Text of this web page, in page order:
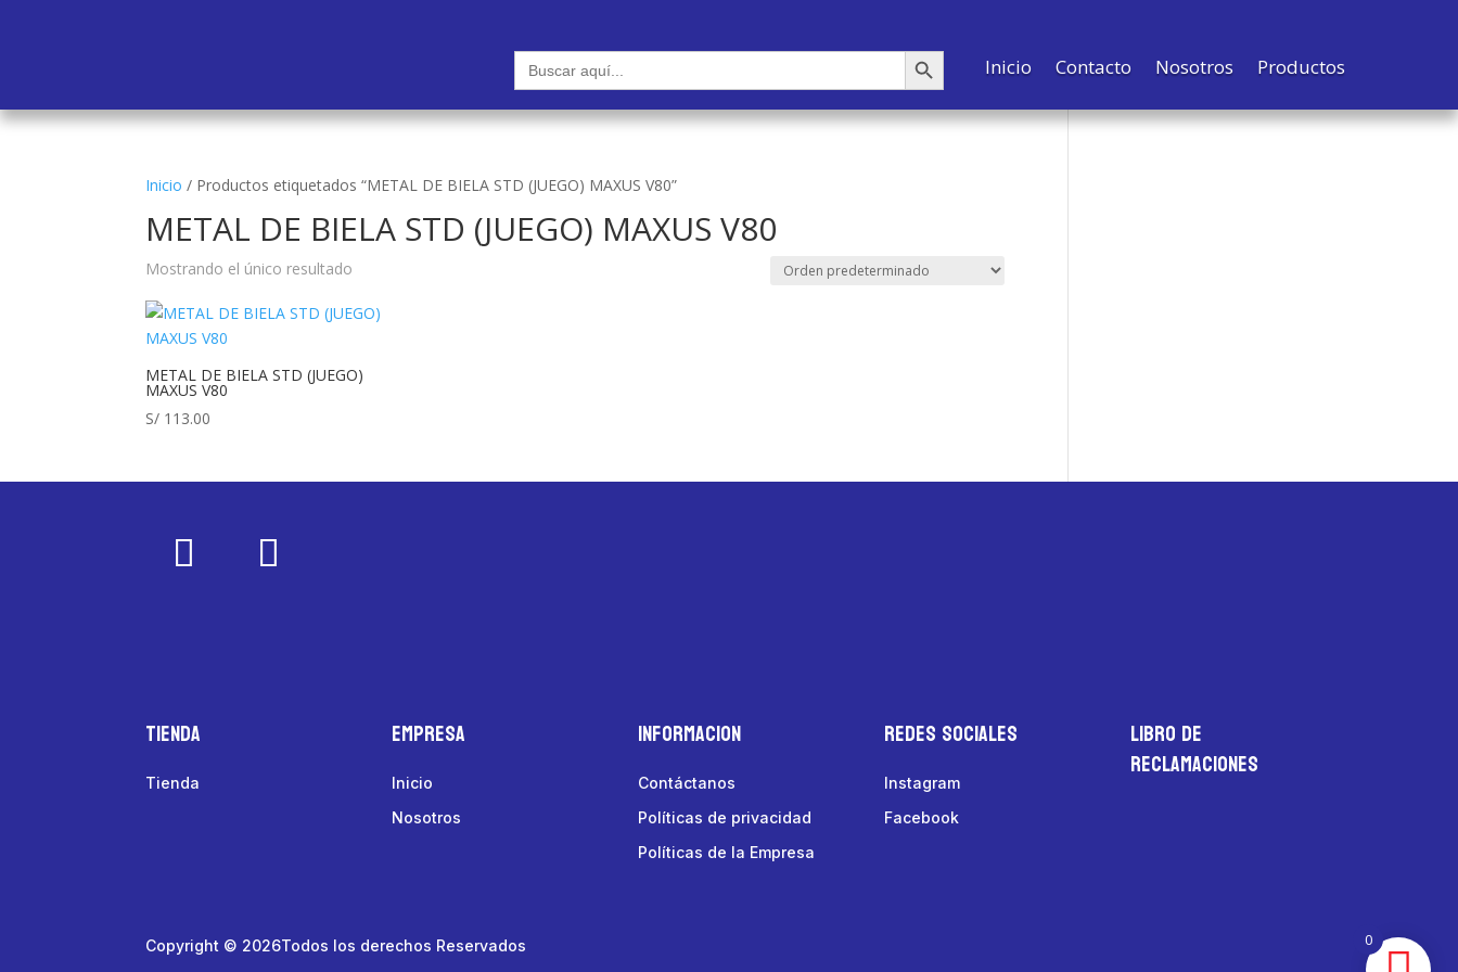
Buscar: Botón de búsqueda
Inicio Contacto Nosotros Productos
Inicio / Productos etiquetados “METAL DE BIELA STD (JUEGO) MAXUS V80”
METAL DE BIELA STD (JUEGO) MAXUS V80
Mostrando el único resultado
METAL DE BIELA STD (JUEGO)
MAXUS V80
S/ 113.00
Tienda
Tienda
Empresa
Inicio
Nosotros
Informacion
Contáctanos
Políticas de privacidad
Políticas de la Empresa
Redes Sociales
Instagram
Facebook
LIBRO DE
RECLAMACIONES
Copyright © 2026Todos los derechos Reservados 0